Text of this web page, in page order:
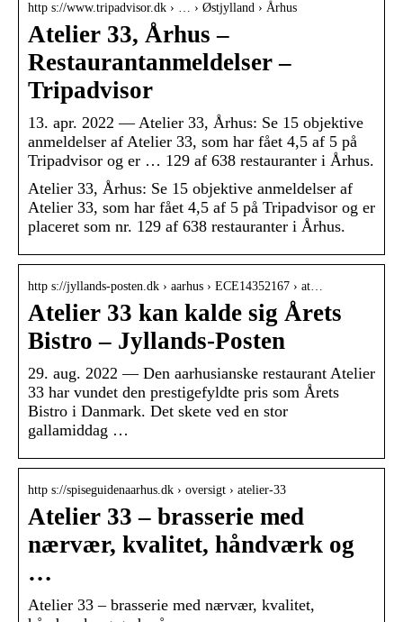
http s://www.tripadvisor.dk › … › Østjylland › Århus
Atelier 33, Århus –
Restaurantanmeldelser –
Tripadvisor
13. apr. 2022 — Atelier 33, Århus: Se 15 objektive
anmeldelser af Atelier 33, som har fået 4,5 af 5 på
Tripadvisor og er … 129 af 638 restauranter i Århus.
Atelier 33, Århus: Se 15 objektive anmeldelser af
Atelier 33, som har fået 4,5 af 5 på Tripadvisor og er
placeret som nr. 129 af 638 restauranter i Århus.
http s://jyllands-posten.dk › aarhus › ECE14352167 › at…
Atelier 33 kan kalde sig Årets
Bistro – Jyllands-Posten
29. aug. 2022 — Den aarhusianske restaurant Atelier
33 har vundet den prestigefyldte pris som Årets
Bistro i Danmark. Det skete ved en stor
gallamiddag …
http s://spiseguidenaarhus.dk › oversigt › atelier-33
Atelier 33 – brasserie med
nærvær, kvalitet, håndværk og
…
Atelier 33 – brasserie med nærvær, kvalitet,